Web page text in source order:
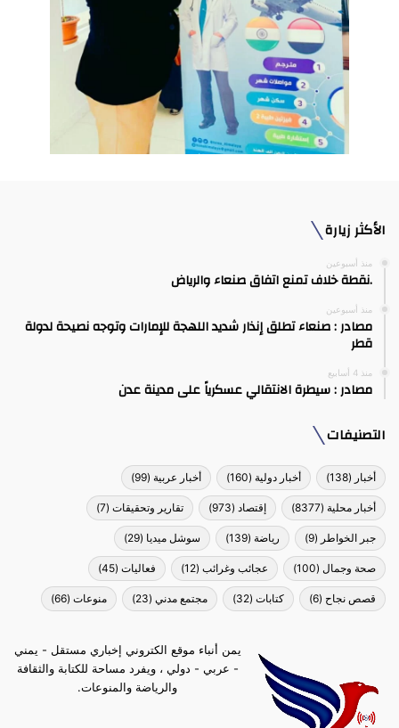
الأكثر زيارة
منذ أسبوعين
.نقطة خلاف تمنع اتفاق صنعاء والرياض
منذ أسبوعين
مصادر : صنعاء تطلق إنذار شديد اللهجة للإمارات وتوجه نصيحة لدولة
قطر
منذ 4 أسابيع
مصادر : سيطرة الانتقالي عسكرياً على مدينة عدن
التصنيفات
أخبار (138) أخبار دولية (160) أخبار عربية (99)
أخبار محلية (8377) إقتصاد (973) تقارير وتحقيقات (7)
جبر الخواطر (9) رياضة (139) سوشل ميديا (29)
صحة وجمال (100) عجائب وغرائب (12) فعاليات (45)
قصص نجاح (6) كتابات (32) مجتمع مدني (23) منوعات (66)
يمن أنباء موقع الكتروني إخباري مستقل - يمني
- عربي - دولي ، ويفرد مساحة للكتابة والثقافة
والرياضة والمنوعات.